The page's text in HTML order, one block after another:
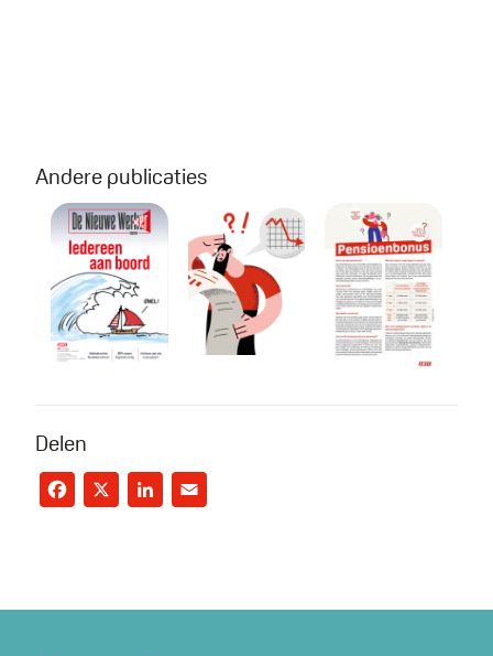
Andere publicaties
De Nieuwe Werker #4 2026
Wegwijzer: Jouw
Delen
Facebook
X LinkedIn